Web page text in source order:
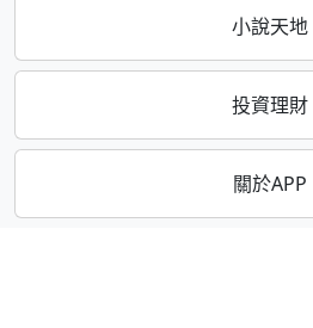
小說天地
投資理財
關於APP